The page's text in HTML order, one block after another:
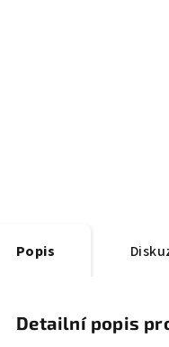
Popis
Detailní popis